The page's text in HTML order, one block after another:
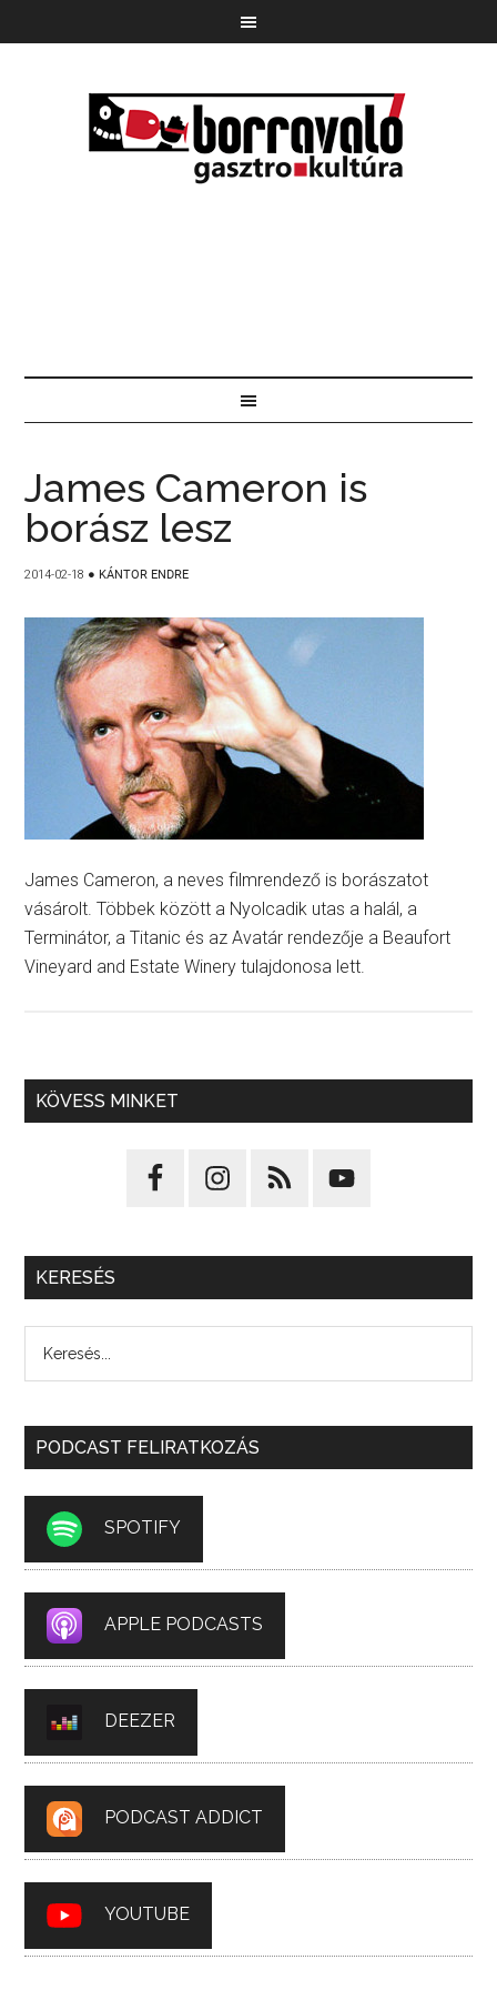
James Cameron is
borász lesz
2014-02-18 ● KÁNTOR ENDRE
James Cameron, a neves filmrendező is borászatot
vásárolt. Többek között a Nyolcadik utas a halál, a
Terminátor, a Titanic és az Avatár rendezője a Beaufort
Vineyard and Estate Winery tulajdonosa lett.
KÖVESS MINKET
KERESÉS
PODCAST FELIRATKOZÁS
SPOTIFY
APPLE PODCASTS
DEEZER
PODCAST ADDICT
YOUTUBE